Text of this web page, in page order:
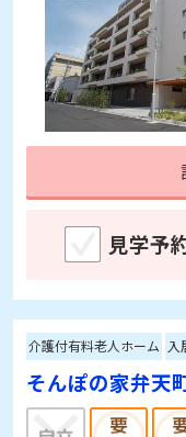
見学予
介護付有料老人ホーム 入
そんぽの家弁天